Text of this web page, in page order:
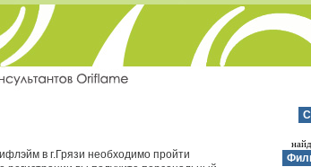
в г.Грязи необходимо пройти